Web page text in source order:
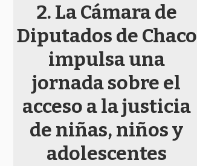
La Cámara de
Diputados de Chaco
impulsa una
jornada sobre el
acceso a la justicia
de niñas, niños y
adolescentes